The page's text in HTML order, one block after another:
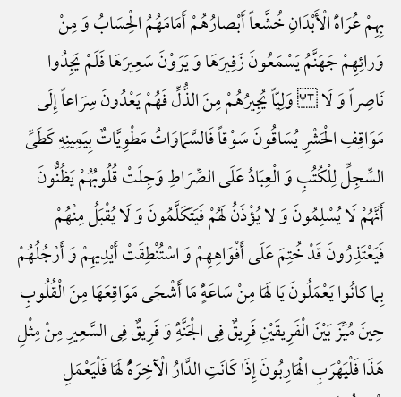
بِهِمْ عُرَاهًَْ الْأَبْدَانِ خُشَّعاً أَبْصارُهُمْ أَمَامَهُمُ الْحِسَابُ وَ مِنْ
وَرائِهِمْ جَهَنَّمُ یَسْمَعُونَ زَفِیرَهَا وَ یَرَوْنَ سَعِیرَهَا فَلَمْ یَجِدُوا
نَاصِراً وَ لَا وَلِیّاً یُجِیرُهُمْ مِنَ الذُّلِّ فَهُمْ یَعْدُونَ سِرَاعاً إِلَی
مَوَاقِفِ الْحَشْرِ یُسَاقُونَ سَوْقاً فَالسَّمَاوَاتُ مَطْوِیَّاتٌ بِیَمِینِهِ کَطَیِّ
السِّجِلِّ لِلْکُتُبِ وَ الْعِبَادُ عَلَی الصِّرَاطِ وَجِلَتْ قُلُوبُهُمْ یَظُنُّونَ
أَنَّهُمْ لَا یُسْلِمُونَ وَ لا یُؤْذَنُ لَهُمْ فَیَتَکَلَّمُونَ وَ لَا یُقْبَلُ مِنْهُمْ
فَیَعْتَذِرُونَ قَدْ خُتِمَ عَلَی أَفْوَاهِهِمْ وَ اسْتُنْطِقَتْ أَیْدِیهِمْ وَ أَرْجُلُهُمْ
بِما کانُوا یَعْمَلُونَ یَا لَهَا مِنْ سَاعَهًٍْ مَا أَشْجَی مَوَاقِعَهَا مِنَ الْقُلُوبِ
حِینَ مُیِّزَ بَیْنَ الْفَرِیقَیْنِ فَرِیقٌ فِی الْجَنَّهًِْ وَ فَرِیقٌ فِی السَّعِیرِ مِنْ مِثْلِ
هَذَا فَلْیَهْرَبِ الْهَارِبُونَ إِذَا کَانَتِ الدَّارُ الْآخِرَهًُْ لَهَا فَلْیَعْمَلِ